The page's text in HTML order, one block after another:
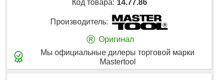
Код товара: 14.77.86
Производитель:
® Оригинал
Мы официальные дилеры торговой марки
Mastertool